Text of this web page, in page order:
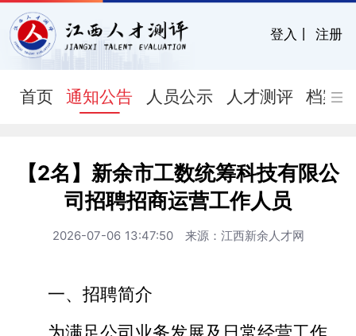
登入 丨注册
首页 通知公告 人员公示 人才测评 档案
【2名】新余市工数统筹科技有限公
司招聘招商运营工作人员
2026-07-06 13:47:50 来源：江西新余人才网
一、招聘简介